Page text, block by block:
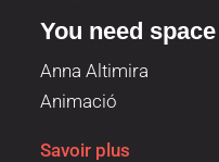
You need space
Anna Altimira
Animació
Savoir plus